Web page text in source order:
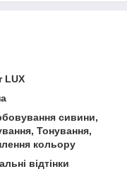
LUX
сивини,
Тонування,
кольору
відтінки